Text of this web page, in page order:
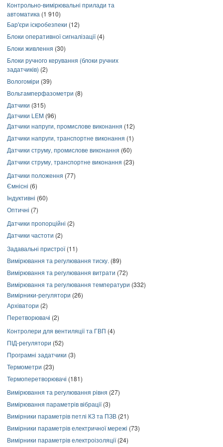
Контрольно-вимірювальні прилади та
автоматика (1 910)
Бар'єри іскробезпеки (12)
Блоки оперативної сигналізації(4)
Блоки живлення (30)
Блоки ручного керування (блоки ручних
задатчиків) (2)
Вологоміри (39)
Вольтамперфазометри (8)
Датчики (315)
Датчики LEM (96)
Датчики напруги, промислове виконання (12)
Датчики напруги, транспортне виконання (1)
Датчики струму, промислове виконання (60)
Датчики струму, транспортне виконання (23)
Датчики положення (77)
Ємнісні (6)
Індуктивні (60)
Оптичні (7)
Датчики пропорційні (2)
Датчики частоти (2)
Задавальні пристрої(11)
Вимірювання та регулювання тиску. (89)
Вимірювання та регулювання витрати (72)
Вимірювання та регулювання температури (332)
Вимірники-регулятори (26)
Архіватори (2)
Перетворювачі (2)
Контролери для вентиляції та ГВП (4)
ПІД-регулятори (52)
Програмні задатчики (3)
Термометри (23)
Термоперетворювачі (181)
Вимірювання та регулювання рівня (27)
Вимірювання параметрів вібрації(3)
Вимірники параметрів петлі КЗ та ПЗВ (21)
Вимірники параметрів електричної мережі (73)
Вимірники параметрів електроізоляції(24)